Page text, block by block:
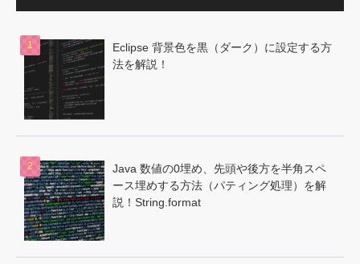
Eclipse 背景色を黒（ダーク）に設定する方
法を解説！
Java 数値の0埋め、先頭や後方を半角スペ
ース埋めする方法（パティング処理）を解
説！String.format